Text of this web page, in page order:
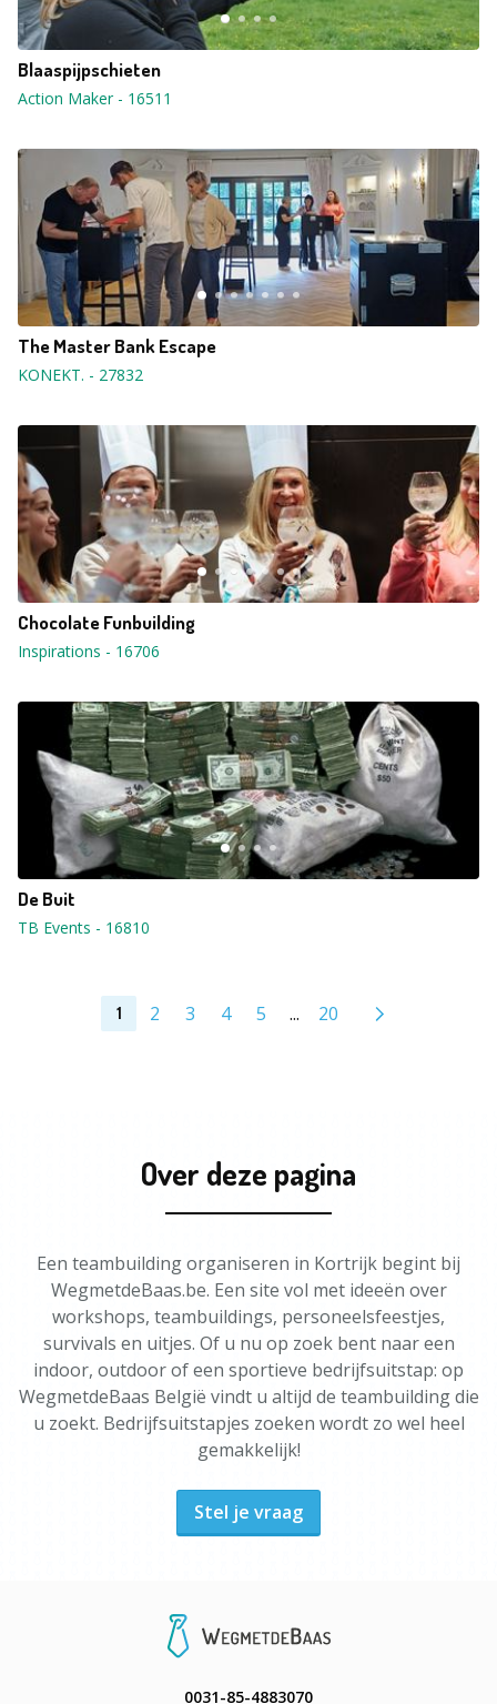
Blaaspijpschieten
Action Maker- 16511
The Master Bank Escape
KONEKT. - 27832
Chocolate Funbuilding
Inspirations - 16706
De Buit
TB Events - 16810
1 2 3 4 5 ... 20
Over deze pagina
Een teambuilding organiseren in Kortrijk begint bij
WegmetdeBaas.be. Een site vol met ideeën over
workshops, teambuildings, personeelsfeestjes,
survivals en uitjes. Of u nu op zoek bent naar een
indoor, outdoor of een sportieve bedrijfsuitstap: op
WegmetdeBaas België vindt u altijd de teambuilding die
u zoekt. Bedrijfsuitstapjes zoeken wordt zo wel heel
gemakkelijk!
Stel je vraag
0031-85-4883070